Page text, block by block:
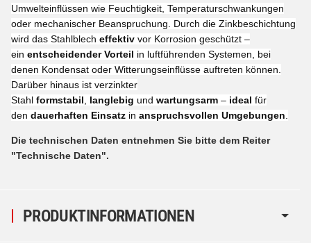
PRODUKTINFORMATIONEN
Umwelteinflüssen wie Feuchtigkeit, Temperaturschwankungen
oder mechanischer Beanspruchung. Durch die Zinkbeschichtung
wird das Stahlblech effektiv vor Korrosion geschützt –
ein entscheidender Vorteil in luftführenden Systemen, bei
denen Kondensat oder Witterungseinflüsse auftreten können.
Darüber hinaus ist verzinkter
Stahl formstabil langlebig und wartungsarm – ideal für
den dauerhaften Einsatz in anspruchsvollen Umgebungen
Die technischen Daten entnehmen Sie bitte dem Reiter
"Technische Daten".